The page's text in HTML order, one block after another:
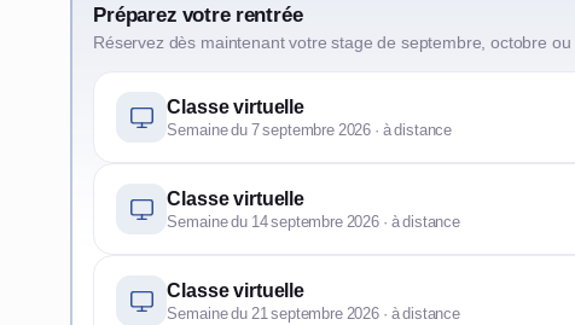
Préparez votre rentrée
Réservez dès maintenant votre stage de septembre, octobre
Classe virtuelle
Semaine du 7 septembre 2026 · à distance
Classe virtuelle
Semaine du 14 septembre 2026 · à distance
Classe virtuelle
Semaine du 21 septembre 2026 · à distance